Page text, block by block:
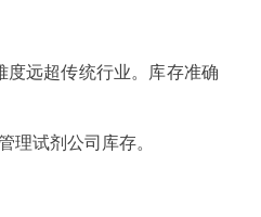
度远超传统行业。库存准确
理试剂公司库存。